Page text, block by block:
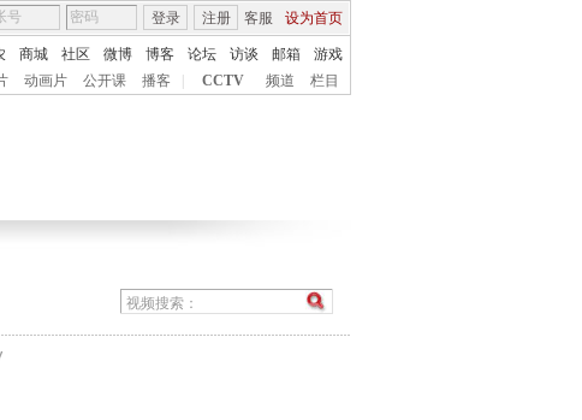
客服 设为首页
登录 注册
商城 社区 微博 博客 论坛 访谈 邮箱
游戏
动画片 公开课 播客 CCTV 频道 栏目